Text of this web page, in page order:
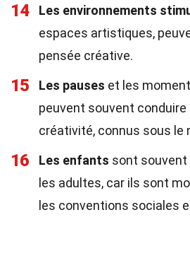
14 Les environnements
espaces artistiques,
pensée créative.
15 Les pauses et les
peuvent souvent conduire
créativité, connus sous le
16 Les enfants sont
les adultes, car ils sont
les conventions sociales